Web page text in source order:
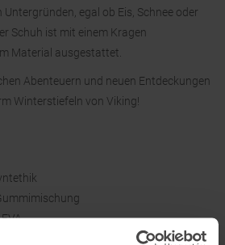
egal ob Eis, Schnee oder
Schuh ist mit einem Kragen
Material ausgestattet.
Abenteuern und neuen Entdeckungen
Winterstiefeln von Viking!